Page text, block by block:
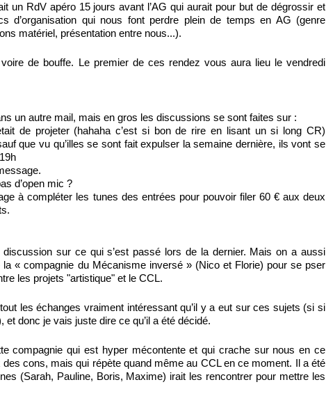
un RdV apéro 15 jours avant l’AG qui aurait pour but de dégrossir et
d’organisation qui nous font perdre plein de temps en AG (genre
matériel, présentation entre nous...).
de bouffe. Le premier de ces rendez vous aura lieu le vendredi
un autre mail, mais en gros les discussions se sont faites sur :
de projeter (hahaha c’est si bon de rire en lisant un si long CR)
que vu qu’illes se sont fait expulser la semaine dernière, ils vont se
d’open mic ?
à compléter les tunes des entrées pour pouvoir filer 60 € aux deux
sur ce qui s’est passé lors de la dernier. Mais on a aussi
« compagnie du Mécanisme inversé » (Nico et Florie) pour se pser
les projets "artistique" et le CCL.
les échanges vraiment intéressant qu’il y a eut sur ces sujets (si si
et donc je vais juste dire ce qu’il a été décidé.
compagnie qui est hyper mécontente et qui crache sur nous en ce
des cons, mais qui répète quand même au CCL en ce moment. Il a été
(Sarah, Pauline, Boris, Maxime) irait les rencontrer pour mettre les